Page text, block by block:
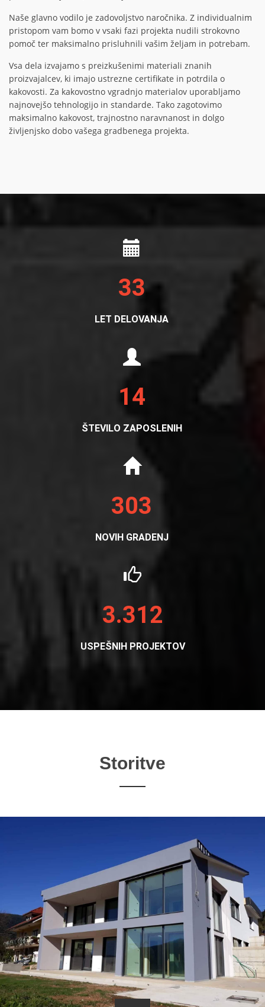
Naše glavno vodilo je zadovoljstvo naročnika. Z individualnim
pristopom vam bomo v vsaki fazi projekta nudili strokovno
pomoč ter maksimalno prisluhnili vašim željam in potrebam.
Vsa dela izvajamo s preizkušenimi materiali znanih
proizvajalcev, ki imajo ustrezne certifikate in potrdila o
kakovosti. Za kakovostno vgradnjo materialov uporabljamo
najnovejšo tehnologijo in standarde. Tako zagotovimo
maksimalno kakovost, trajnostno naravnanost in dolgo
življenjsko dobo vašega gradbenega projekta.
33
LET DELOVANJA
14
ŠTEVILO ZAPOSLENIH
303
NOVIH GRADENJ
3.312
USPEŠNIH PROJEKTOV
Storitve